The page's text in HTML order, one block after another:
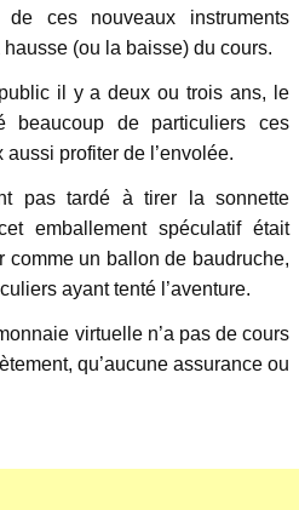
de ces nouveaux instruments
(ou la baisse) du cours.
il y a deux ou trois ans, le
beaucoup de particuliers ces
profiter de l’envolée.
pas tardé à tirer la sonnette
emballement spéculatif était
comme un ballon de baudruche,
ayant tenté l’aventure.
virtuelle n’a pas de cours
qu’aucune assurance ou